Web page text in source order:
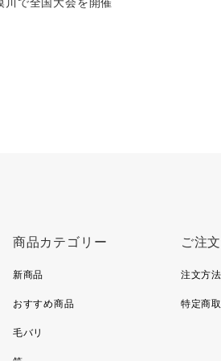
商品カテゴリー
新商品
おすすめ商品
毛バリ
ご注
注文方法
特定商